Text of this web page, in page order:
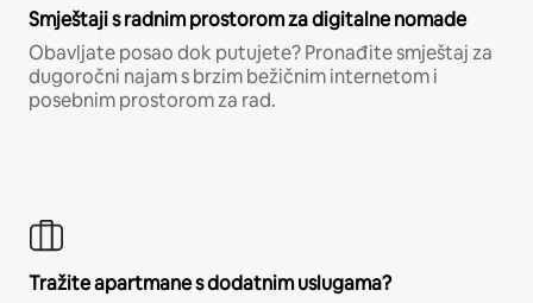
Smještaji s radnim prostorom za digitalne nomade
Obavljate posao dok putujete? Pronađite smještaj za
dugoročni najam s brzim bežičnim internetom i
posebnim prostorom za rad.
Tražite apartmane s dodatnim uslugama?